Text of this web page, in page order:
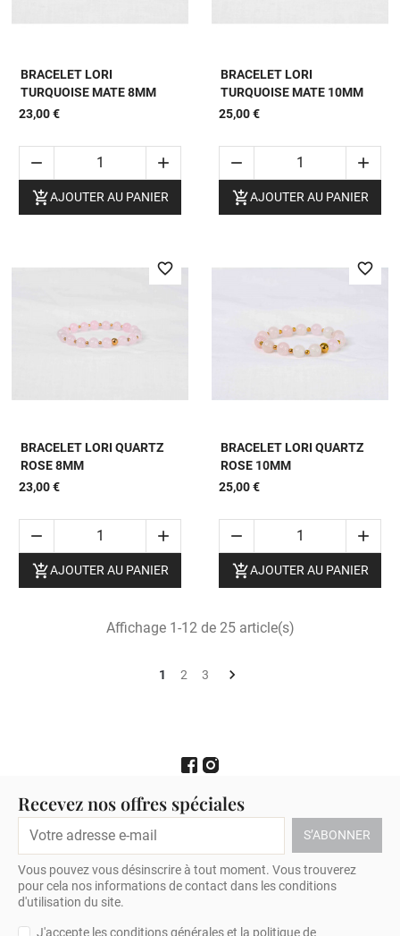
BRACELET LORI
TURQUOISE MATE 8MM
23,00 €


AJOUTER AU PANIER
BRACELET LORI
TURQUOISE MATE 10MM
25,00 €


AJOUTER AU PANIER
favorite_border
BRACELET LORI QUARTZ
ROSE 8MM
23,00 €


AJOUTER AU PANIER
favorite_border
BRACELET LORI QUARTZ
ROSE 10MM
25,00 €


AJOUTER AU PANIER
Affichage 1-12 de 25 article(s)
1 2 3 
Recevez nos offres spéciales
Vous pouvez vous désinscrire à tout moment. Vous trouverez
pour cela nos informations de contact dans les conditions
d'utilisation du site.
J'accepte les conditions générales et la politique de